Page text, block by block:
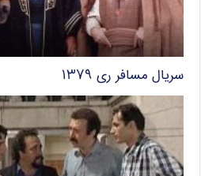
سریال مسافر ری ۱۳۷۹